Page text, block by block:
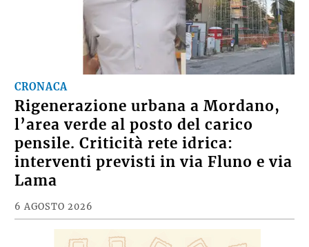
CRONACA
Rigenerazione urbana a Mordano,
l’area verde al posto del carico
pensile. Criticità rete idrica:
interventi previsti in via Fluno e via
Lama
6 AGOSTO 2026